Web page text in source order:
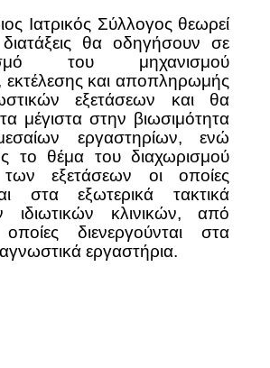
Ιατρικός Σύλλογος θεωρεί
διατάξεις θα οδηγήσουν σε
του μηχανισμού
και αποπληρωμής
εξετάσεων και θα
μέγιστα στην βιωσιμότητα
εργαστηρίων, ενώ
το θέμα του διαχωρισμού
εξετάσεων οι οποίες
στα εξωτερικά τακτικά
ιδιωτικών κλινικών, από
διενεργούνται στα
εργαστήρια.